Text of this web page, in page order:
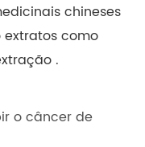
chineses
como
.
o câncer de